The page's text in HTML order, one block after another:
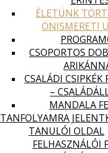
ÉLETÜNK
ÖNISMERETI
CSOPORTOS
CSALÁDI CSIPKÉK
–
MANDALA
TANFOLYAMRA
TANULÓI OLDAL
FELHASZNÁLÓI